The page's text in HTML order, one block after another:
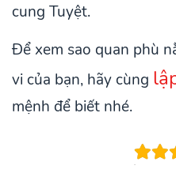
cung Tuyệt.
Để xem sao quan phù
vi của bạn, hãy cùng
mệnh để biết nhé.